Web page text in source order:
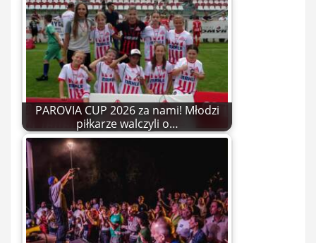
PAROVIA CUP 2026 za nami! Młodzi
piłkarze walczyli o…